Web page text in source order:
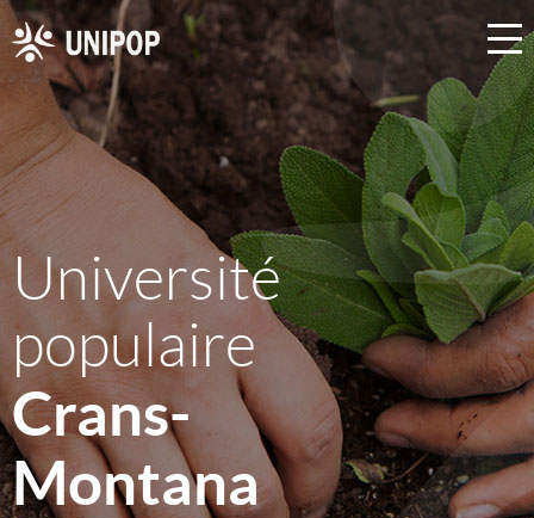
Université
populaire
Crans-
Montana